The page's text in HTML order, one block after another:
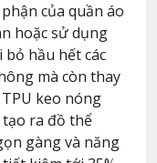
của quần áo
hoặc sử dụng
bỏ hầu hết các
mà còn thay
keo nóng
ra đồ thể
gàng và năng